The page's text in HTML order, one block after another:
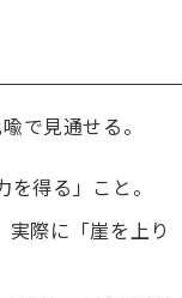
で見通せる。
得る」こと。
実際に「崖を上り